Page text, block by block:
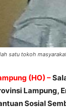
satu tokoh
(HO) –
Lampung,
Sosial